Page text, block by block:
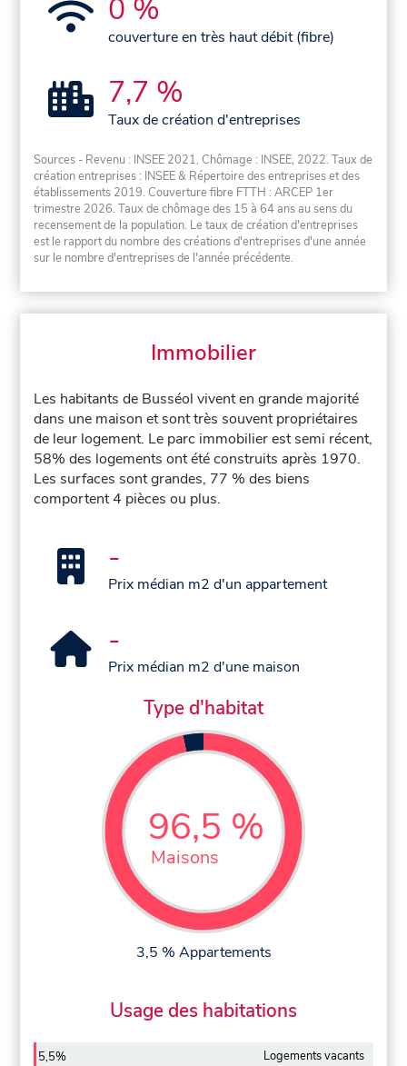
0 %
couverture en très haut débit (fibre)
7,7 %
Taux de création d'entreprises
Sources - Revenu : INSEE 2021, Chômage : INSEE, 2022. Taux de
création entreprises : INSEE & Répertoire des entreprises et des
établissements 2019. Couverture fibre FTTH : ARCEP 1er
trimestre 2026. Taux de chômage des 15 à 64 ans au sens du
recensement de la population. Le taux de création d'entreprises
est le rapport du nombre des créations d'entreprises d'une année
sur le nombre d'entreprises de l'année précédente.
Immobilier
Les habitants de Busséol vivent en grande majorité
dans une maison et sont très souvent propriétaires
de leur logement. Le parc immobilier est semi récent,
58% des logements ont été construits après 1970.
Les surfaces sont grandes, 77 % des biens
comportent 4 pièces ou plus.
-
Prix médian m2 d'un appartement
-
Prix médian m2 d'une maison
Type d'habitat
96,5 %
Maisons
3,5 % Appartements
Usage des habitations
5,5% Logements vacants